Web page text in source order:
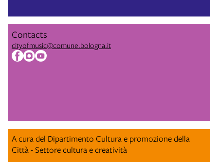
Contacts
cityofmusic@comune.bologna.it
A cura del Dipartimento Cultura e promozione della
Città - Settore cultura e creatività